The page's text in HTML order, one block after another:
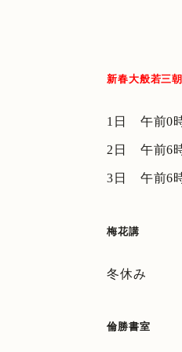
新春大般若三
1日 午前0
2日 午前6
3日 午前6
梅花講
冬休み
倫勝書室